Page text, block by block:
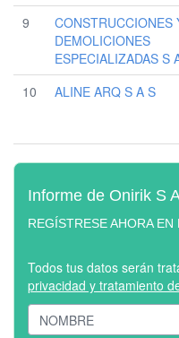
9
CONSTRUCCIONES
DEMOLICIONES
ESPECIALIZADAS S
10
ALINE ARQ S A S
Informe de Onirik S
REGÍSTRESE AHORA EN
Todos tus datos serán
privacidad y tratamiento